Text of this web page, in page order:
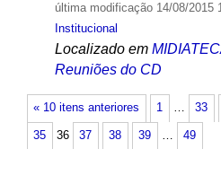
última modificação14/08/2015
Institucional
Localizado em
Reuniões do CD
« 10 itens anteriores 1 … 33
35 36 37 38 39 … 49